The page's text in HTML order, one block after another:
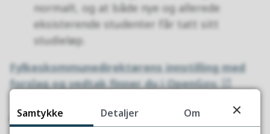
normalt, og at både nye og allerede
eksisterende studenter får tatt sitt
studieløp.
Fylkeskommunedirektørens innstilling med
forslag og vedtak finner du i OpenGov.
Administrasjonens syn
Samtykke Detaljer Om